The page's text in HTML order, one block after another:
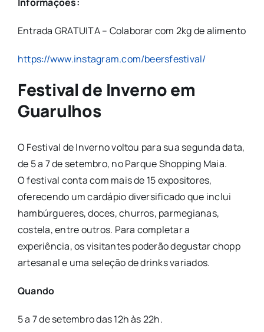
Entrada GRATUITA – Colaborar com 2kg de alimento
https://www.instagram.com/beersfestival/
Festival de Inverno em
Guarulhos
O Festival de Inverno voltou para sua segunda data,
de 5 a 7 de setembro, no Parque Shopping Maia.
Ofestival conta com mais de 15 expositores,
oferecendo um cardápio diversificado que inclui
hambúrgueres, doces, churros, parmegianas,
costela, entre outros. Para completar a
experiência, os visitantes poderão degustar chopp
artesanal e uma seleção de drinks variados.
Quando
5 a 7 de setembro das 12h às 22h.